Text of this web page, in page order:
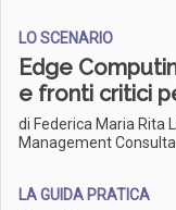
LO SCENARIO
Edge
e fronti critici
di Federica Maria Rita
Management
LA GUIDA PRATICA